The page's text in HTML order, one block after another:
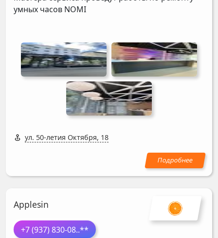
умных часов NOMI
ул. 50-летия Октября, 18
Applesin
+7 (937) 830-08..**